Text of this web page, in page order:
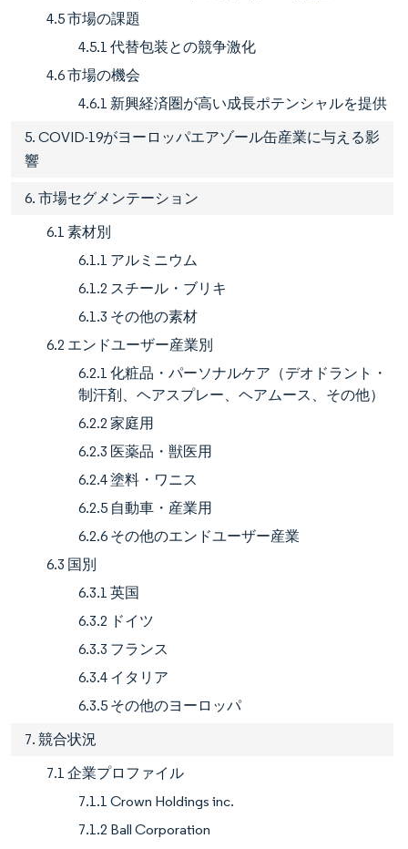
4.5 市場の課題
4.5.1 代替包装との競争激化
4.6 市場の機会
4.6.1 新興経済圏が高い成長ポテンシャルを提供
5. COVID-19がヨーロッパエアゾール缶産業に与える影
響
6. 市場セグメンテーション
6.1 素材別
6.1.1 アルミニウム
6.1.2 スチール・ブリキ
6.1.3 その他の素材
6.2 エンドユーザー産業別
6.2.1 化粧品・パーソナルケア（デオドラント・
制汗剤、ヘアスプレー、ヘアムース、その他）
6.2.2 家庭用
6.2.3 医薬品・獣医用
6.2.4 塗料・ワニス
6.2.5 自動車・産業用
6.2.6 その他のエンドユーザー産業
6.3 国別
6.3.1 英国
6.3.2 ドイツ
6.3.3 フランス
6.3.4 イタリア
6.3.5 その他のヨーロッパ
7. 競合状況
7.1 企業プロファイル
7.1.1 Crown Holdings inc.
7.1.2 Ball Corporation